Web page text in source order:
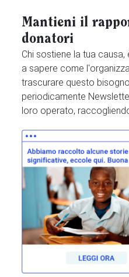
Mantieni il
donatori
Chi sostiene la tua
a sapere come
trascurare questo
periodicamente
loro operato,